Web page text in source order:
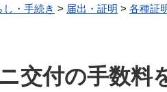
し・手続き > 届出・証明 > 各種証
交付の手数料